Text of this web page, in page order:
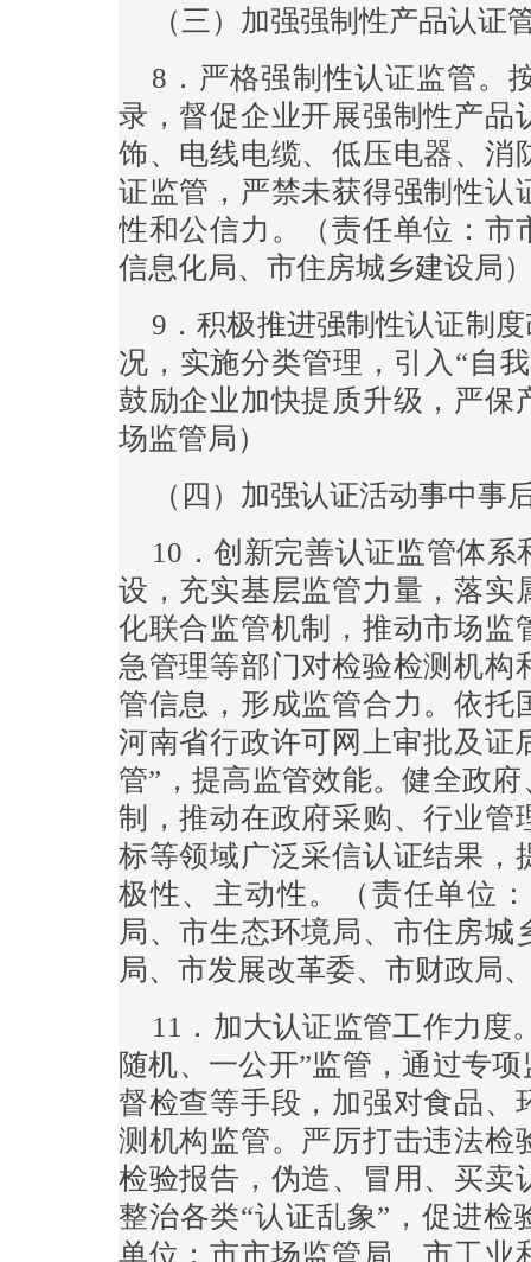
（三）加强强制性产品认证
8．严格强制性认证监管。
录，督促企业开展强制性产品
饰、电线电缆、低压电器、消
证监管，严禁未获得强制性认
性和公信力。（责任单位：市
信息化局、市住房城乡建设局
9．积极推进强制性认证制
况，实施分类管理，引入“自
鼓励企业加快提质升级，严保
场监管局）
（四）加强认证活动事中事
10．创新完善认证监管体
设，充实基层监管力量，落实
化联合监管机制，推动市场监
急管理等部门对检验检测机构
管信息，形成监管合力。依托
河南省行政许可网上审批及证
管”，提高监管效能。健全政
制，推动在政府采购、行业管
标等领域广泛采信认证结果，
极性、主动性。（责任单位
局、市生态环境局、市住房
局、市发展改革委、市财政局
11．加大认证监管工作力度
随机、一公开”监管，通过专
督检查等手段，加强对食品、
测机构监管。严厉打击违法检
检验报告，伪造、冒用、买卖
整治各类“认证乱象”，促进
单位：市市场监管局、市工业